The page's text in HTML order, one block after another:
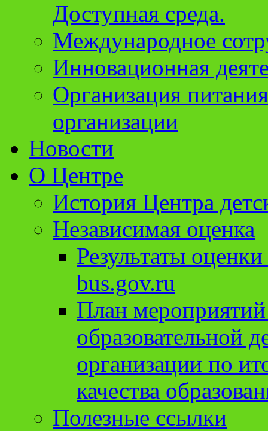
Доступная среда.
Международное
Инновационная
Организация
организации
Новости
О Центре
История Центра
Независимая оценка
Результаты
bus.gov.ru
План
образовательной
организации по
качества
Полезные ссылки